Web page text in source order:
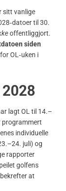
sitt vanlige
til 30.
offentliggjort.
siden
OL‑uken i
lagt OL til 14.–
programmert
individuelle
juli) og
rapporter
golfens
at